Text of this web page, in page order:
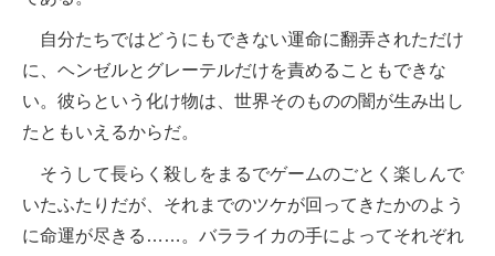
自分たちではどうにもできない運命に翻弄されただけ
に、ヘンゼルとグレーテルだけを責めることもできな
い。彼らという化け物は、世界そのものの闇が生み出し
たともいえるからだ。
そうして長らく殺しをまるでゲームのごとく楽しんで
いたふたりだが、それまでのツケが回ってきたかのよう
に命運が尽きる……。バラライカの手によってそれぞれ